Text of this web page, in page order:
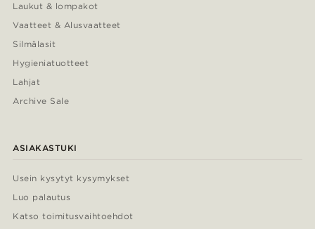
Laukut & lompakot
Vaatteet & Alusvaatteet
Silmälasit
Hygieniatuotteet
Lahjat
Archive Sale
ASIAKASTUKI
Usein kysytyt kysymykset
Luo palautus
Katso toimitusvaihtoehdot